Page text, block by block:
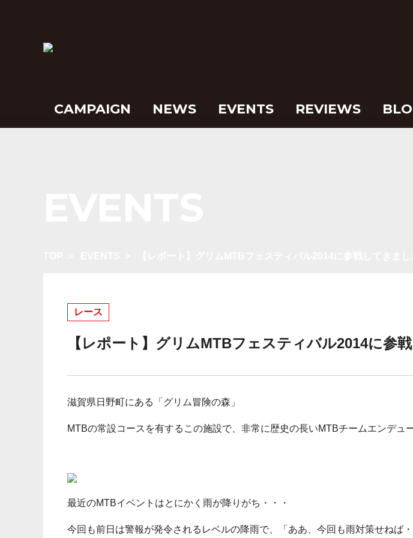
CAMPAIGN NEWS EVENTS REVIEWS
レース
【レポート】グリムMTBフェスティバル2014に参
滋賀県日野町にある「グリム冒険の森」
MTBの常設コースを有するこの施設で、非常に歴史の長いMTBチームエンデュ
最近のMTBイベントはとにかく雨が降りがち・・・
今回も前日は警報が発令されるレベルの降雨で、「ああ、今回も雨対策せねば